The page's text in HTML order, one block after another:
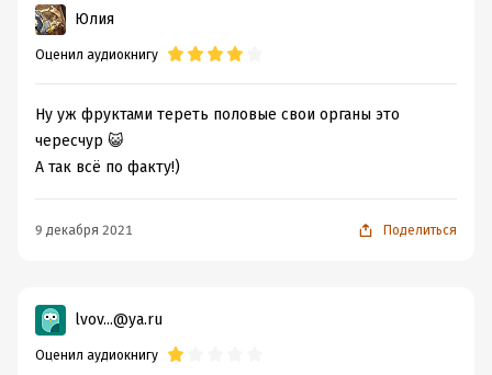
Юлия
Оценил аудиокнигу
Ну уж фруктами тереть половые свои органы это
чересчур 😺
А так всё по факту!)
9 декабря 2021 Поделиться
lvov...@ya.ru
Оценил аудиокнигу